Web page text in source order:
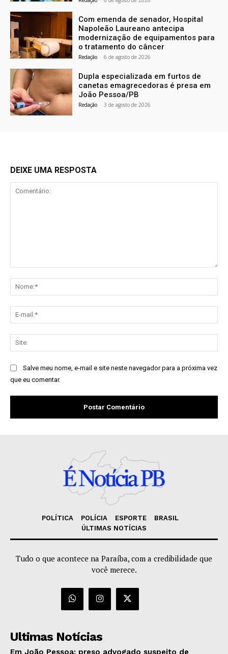
Com emenda de senador, Hospital
Napoleão Laureano antecipa
modernização de equipamentos para
o tratamento do câncer
Redação - 6 de agosto de 2026
Dupla especializada em furtos de
canetas emagrecedoras é presa em
João Pessoa/PB
Redação - 3 de agosto de 2026
DEIXE UMA RESPOSTA
Salve meu nome, e-mail e site neste navegador para a próxima vez
que eu comentar.
POLÍTICA POLÍCIA ESPORTE
BRASIL
ÚLTIMAS NOTÍCIAS
Tudo o que acontece na Paraíba, com a credibilidade que
você merece.
Ultimas Notícias
Em João Pessoa: preso advogado suspeito de